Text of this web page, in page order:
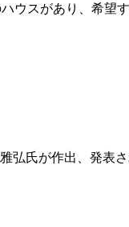
ウスがあり、希望
弘氏が作出、発表